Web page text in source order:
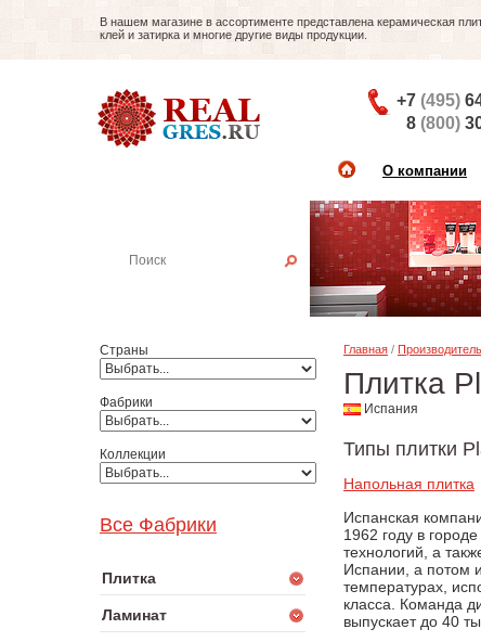
В нашем магазине в ассортименте представлена керамическая
клей и затирка и многие другие виды продукции.
+7 (495)
8 (800)
О компании
Страны
Фабрики
Коллекции
Все Фабрики
Плитка
Ламинат
Главная / Производитель
Плитка
Испания
Типы плитки
Напольная плитка
Испанская
1962 году в
технологий, а
Испании, а потом
температурах,
класса. Команда
выпускает до 40